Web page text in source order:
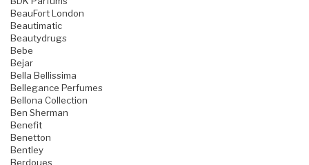
BeauFort London
Beautimatic
Beautydrugs
Bebe
Bejar
Bella Bellissima
Bellegance Perfumes
Bellona Collection
Ben Sherman
Benefit
Benetton
Bentley
Berdoues